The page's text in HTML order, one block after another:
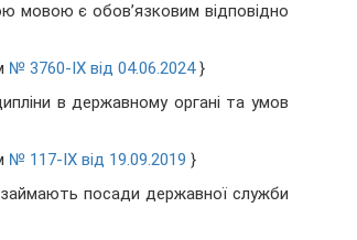
мовою є обов’язковим відповідно
№ 3760-IX від 04.06.2024}
в державному органі та умов
№ 117-IX від 19.09.2019 }
займають посади державної служби